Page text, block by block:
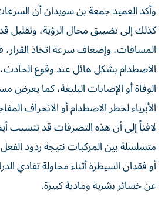
وأكد العميد جمعة بن سويدان أن
كذلك إلى تضييق مجال الرؤية، وتقليل
المسافات، وإضعاف سرعة اتخاذ القرار،
الاصطدام بشكل هائل عند وقوع الحادث،
الوفاة أو الإصابات البليغة، كما
الأبرياء لخطر الاصطدام أو الانحراف
لافتاً إلى أن هذه التصرفات قد تتسبب
متسلسلة بين المركبات نتيجة ردود
أو فقدان السيطرة أثناء محاولة تفادي
عن خسائر بشرية ومادية كبيرة.